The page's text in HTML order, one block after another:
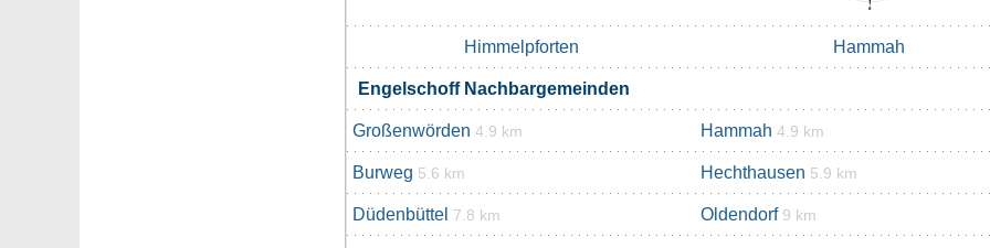
Himmelpforten Hammah
Engelschoff Nachbargemeinden
Großenwörden 4.9 km Hammah 4.9 km
Burweg 5.6 km Hechthausen 5.9 km
Düdenbüttel 7.8 km Oldendorf 9 km